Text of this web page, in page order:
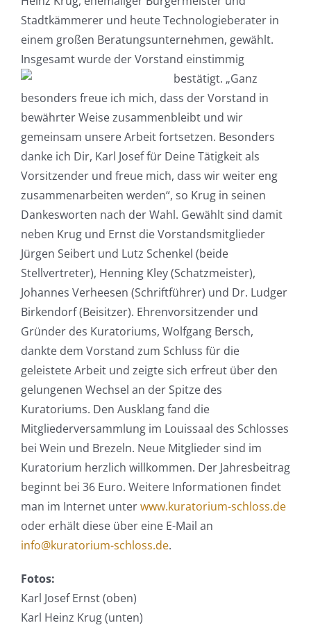
Stadtkämmerer und heute Technologieberater in
einem großen Beratungsunternehmen, gewählt.
Insgesamt wurde der Vorstand einstimmig
bestätigt. „Ganz
besonders freue ich mich, dass der Vorstand in
bewährter Weise zusammenbleibt und wir
gemeinsam unsere Arbeit fortsetzen. Besonders
danke ich Dir, Karl Josef für Deine Tätigkeit als
Vorsitzender und freue mich, dass wir weiter eng
zusammenarbeiten werden“, so Krug in seinen
Dankesworten nach der Wahl. Gewählt sind damit
neben Krug und Ernst die Vorstandsmitglieder
Jürgen Seibert und Lutz Schenkel (beide
Stellvertreter), Henning Kley (Schatzmeister),
Johannes Verheesen (Schriftführer) und Dr. Ludger
Birkendorf (Beisitzer). Ehrenvorsitzender und
Gründer des Kuratoriums, Wolfgang Bersch,
dankte dem Vorstand zum Schluss für die
geleistete Arbeit und zeigte sich erfreut über den
gelungenen Wechsel an der Spitze des
Kuratoriums. Den Ausklang fand die
Mitgliederversammlung im Louissaal des Schlosses
bei Wein und Brezeln. Neue Mitglieder sind im
Kuratorium herzlich willkommen. Der Jahresbeitrag
beginnt bei 36 Euro. Weitere Informationen findet
man im Internet unterwww.kuratorium-schloss.de
oder erhält diese über eine E-Mail an
info@kuratorium-schloss.de.
Fotos:
Karl Josef Ernst (oben)
Karl Heinz Krug (unten)